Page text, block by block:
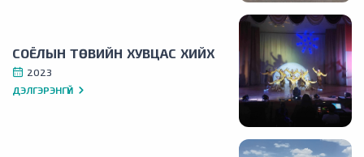
СОЁЛЫН ТӨВИЙН ХУВЦАС ХИЙХ
2023
ДЭЛГЭРЭНГҮЙ